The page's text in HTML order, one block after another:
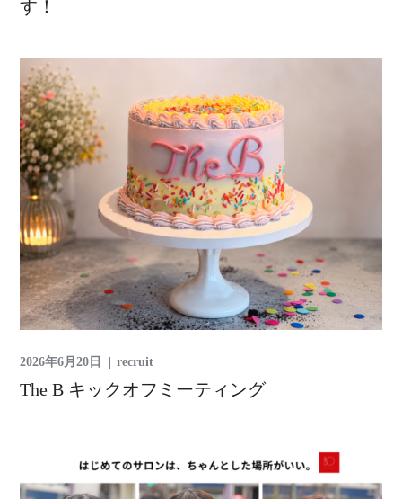
す！
2026年6月20日 recruit
The B キックオフミーティング